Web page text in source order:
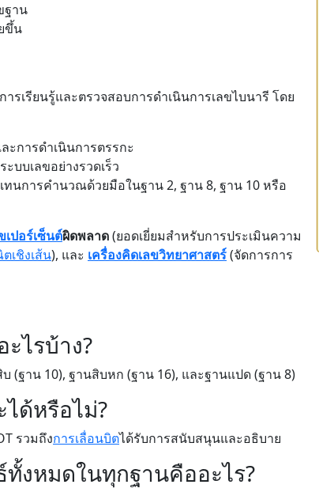
ฐาน
ขึ้น
เรียนรู้และตรวจสอบการดำเนินการเลขไบนารี โดย
ะการดำเนินการตรรกะ
บบเลขอย่างรวดเร็ว
นการคำนวณด้วยมือในฐาน 2, ฐาน 8, ฐาน 10 หรือ
เปอร์เซ็นต์ผิดพลาด(ยอดเยี่ยมสำหรับการประเมินความ
เชิงเส้น), และ เครื่องคิดเลขวิทยาศาสตร์(จัดการการ
ไรบ้าง?
(ฐาน 10), ฐานสิบหก (ฐาน 16), และฐานแปด (ฐาน 8)
ด้หรือไม่?
รวมถึงการเลื่อนบิตได้รับการสนับสนุนและอธิบาย
งหมดในทุกฐานคืออะไร?